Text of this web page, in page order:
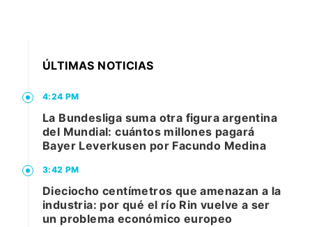
ÚLTIMAS NOTICIAS
4:24 PM
La Bundesliga suma otra figura argentina
del Mundial: cuántos millones pagará
Bayer Leverkusen por Facundo Medina
3:42 PM
Dieciocho centímetros que amenazan a la
industria: por qué el río Rin vuelve a ser
un problema económico europeo